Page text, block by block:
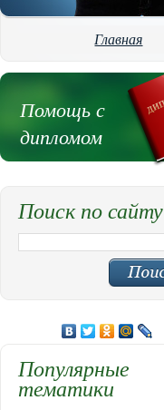
Главная
Помощь с
дипломом
Поиск по сайту
Популярные
тематики